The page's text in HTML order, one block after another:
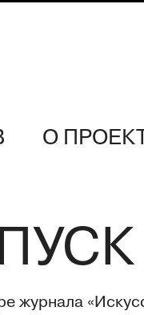
О
журнала